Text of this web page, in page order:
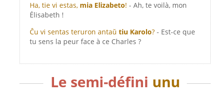
Ha, tie vi estas, mia Elizabeto! - Ah, te voilà, mon
Élisabeth !
Ĉu vi sentas teruron antaŭ tiu Karolo? - Est-ce que
tu sens la peur face à ce Charles ?
Le semi-défini unu